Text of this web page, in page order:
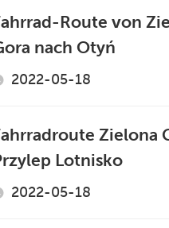
Route von
nach Otyń
2022-05-18
Zielona
Lotnisko
2022-05-18